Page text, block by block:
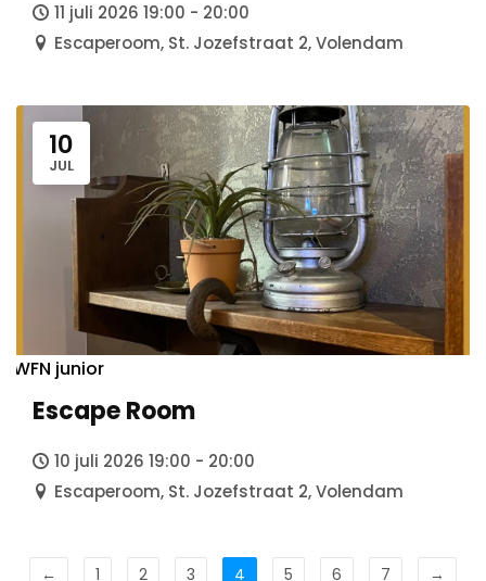
11 juli 2026 19:00 - 20:00
Escaperoom, St. Jozefstraat 2, Volendam
10
JUL
WFN junior
Escape Room
10 juli 2026 19:00 - 20:00
Escaperoom, St. Jozefstraat 2, Volendam
← 1 2 3 4 5 6 7 →